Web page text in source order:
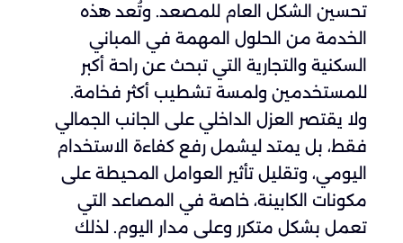
تحسين الشكل العام للمصعد. وتُعد هذه
الخدمة من الحلول المهمة في المباني
السكنية والتجارية التي تبحث عن راحة أكبر
للمستخدمين ولمسة تشطيب أكثر فخامة.
ولا يقتصر العزل الداخلي على الجانب الجمالي
فقط، بل يمتد ليشمل رفع كفاءة الاستخدام
اليومي، وتقليل تأثير العوامل المحيطة على
مكونات الكابينة، خاصة في المصاعد التي
تعمل بشكل متكرر وعلى مدار اليوم. لذلك